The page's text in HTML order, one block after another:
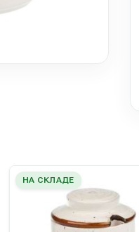
НА СКЛАДЕ